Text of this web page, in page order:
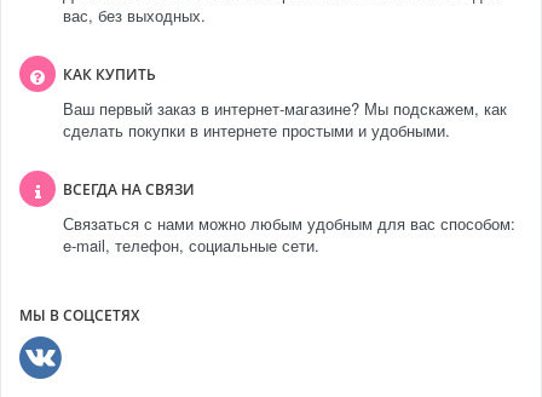
вас, без выходных.
КАК КУПИТЬ
Ваш первый заказ в интернет-магазине? Мы подскажем, как
сделать покупки в интернете простыми и удобными.
ВСЕГДА НА СВЯЗИ
Связаться с нами можно любым удобным для вас способом:
e-mail, телефон, социальные сети.
МЫ В СОЦСЕТЯХ